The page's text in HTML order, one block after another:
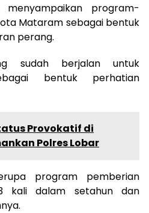
program-
Mataram sebagai bentuk
perang.
sudah berjalan untuk
bentuk perhatian
Provokatif di
Polres Lobar
program pemberian
kali dalam setahun dan